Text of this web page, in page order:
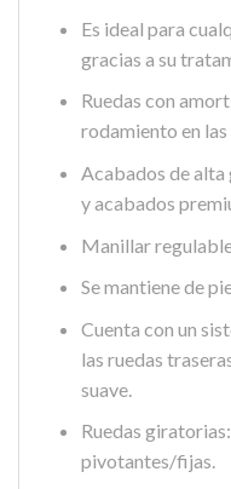
Es ideal para
gracias a su
Ruedas con
rodamiento en
Acabados de alta
y acabados
Manillar
Se mantiene de
Cuenta con un
las ruedas
suave.
Ruedas
pivotantes/fijas.